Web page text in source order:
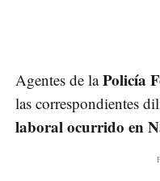
Agentes de laPolicía
las correspondientes
laboral ocurrido en